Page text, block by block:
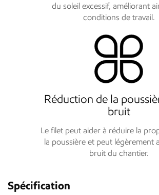
du soleil excessif, améliorant
conditions de travail.
Réduction de la
bruit
Le filet peut aider à réduire la
la poussière et peut légèrement
bruit du chantier.
Spécification